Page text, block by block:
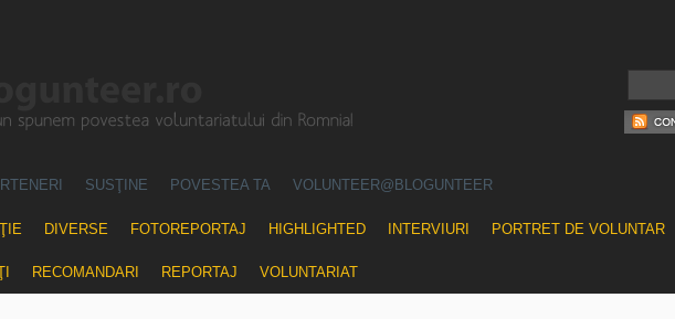
SUSŢINE POVESTEA TA VOLUNTEER@BLOGUNTEER
DIVERSE FOTOREPORTAJ HIGHLIGHTED INTERVIURI PORTRET DE VOLUNTAR
RECOMANDARI REPORTAJ VOLUNTARIAT